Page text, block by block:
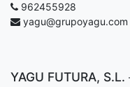
962455928
yagu@grupoyagu.com
YAGU FUTURA, S.L.